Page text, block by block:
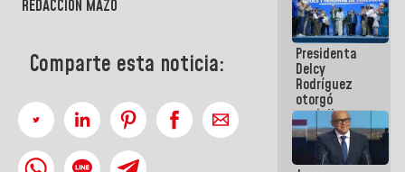
REDACCIÓN MAZO
Comparte esta noticia:
Mayor
Eléctrico
para
abordar
planes de
acción
Presidenta
Delcy
Rodríguez
otorgó
medalla
"Héroe de
Venezuela"
a servidores